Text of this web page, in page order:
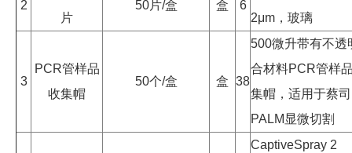
2
片
50片/盒 盒 6
2μm，玻璃
3
PCR管样品
收集帽
50个/盒 盒 38
500微升带有不透
合材料PCR管样
集帽，适用于蔡司
PALM显微切割
CaptiveSpray 2